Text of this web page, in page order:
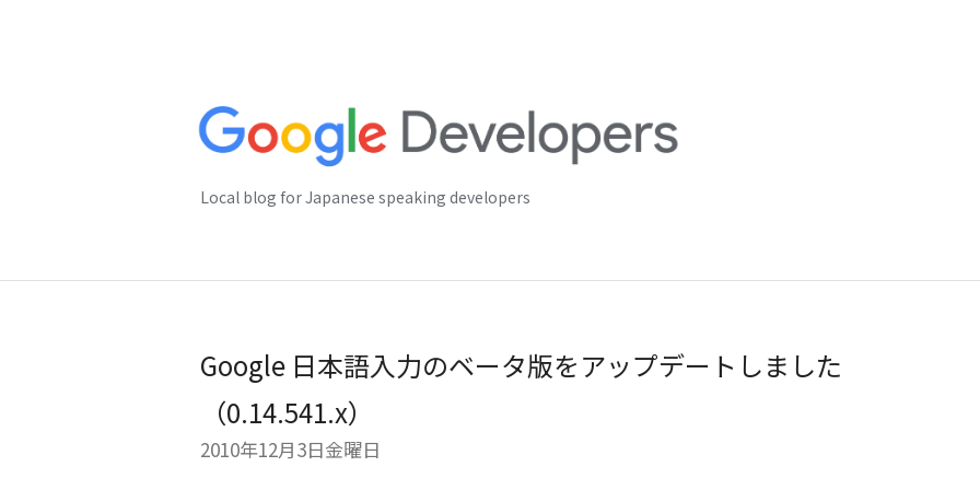
Local blog for Japanese speaking developers
Google 日本語入力のベータ版をアップデートしました
（0.14.541.x）
2010年12月3日金曜日